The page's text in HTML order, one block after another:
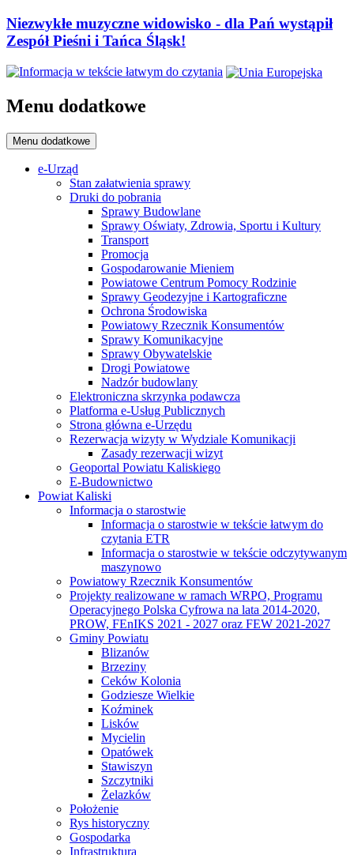
Niezwykłe muzyczne widowisko - dla Pań wystąpił
Zespół Pieśni i Tańca Śląsk!
Menu dodatkowe
Menu dodatkowe
e-Urząd
Stan załatwienia sprawy
Druki do pobrania
Sprawy Budowlane
Sprawy Oświaty, Zdrowia, Sportu i Kultury
Transport
Promocja
Gospodarowanie Mieniem
Powiatowe Centrum Pomocy Rodzinie
Sprawy Geodezyjne i Kartograficzne
Ochrona Środowiska
Powiatowy Rzecznik Konsumentów
Sprawy Komunikacyjne
Sprawy Obywatelskie
Drogi Powiatowe
Nadzór budowlany
Elektroniczna skrzynka podawcza
Platforma e-Usług Publicznych
Strona główna e-Urzędu
Rezerwacja wizyty w Wydziale Komunikacji
Zasady rezerwacji wizyt
Geoportal Powiatu Kaliskiego
E-Budownictwo
Powiat Kaliski
Informacja o starostwie
Informacja o starostwie w tekście łatwym do
czytania ETR
Informacja o starostwie w tekście odczytywanym
maszynowo
Powiatowy Rzecznik Konsumentów
Projekty realizowane w ramach WRPO, Programu
Operacyjnego Polska Cyfrowa na lata 2014-2020,
PROW, FEnIKS 2021 - 2027 oraz FEW 2021-2027
Gminy Powiatu
Blizanów
Brzeziny
Ceków Kolonia
Godziesze Wielkie
Koźminek
Lisków
Mycielin
Opatówek
Stawiszyn
Szczytniki
Żelazków
Położenie
Rys historyczny
Gospodarka
Infrastruktura